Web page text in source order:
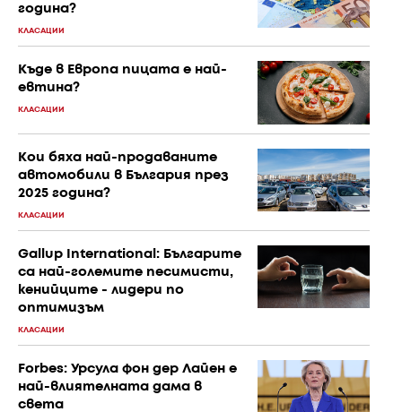
година?
КЛАСАЦИИ
Къде в Европа пицата е най-
евтина?
КЛАСАЦИИ
Кои бяха най-продаваните
автомобили в България през
2025 година?
КЛАСАЦИИ
Gallup International: Българите
са най-големите песимисти,
кенийците - лидери по
оптимизъм
КЛАСАЦИИ
Forbes: Урсула фон дер Лайен е
най-влиятелната дама в
света